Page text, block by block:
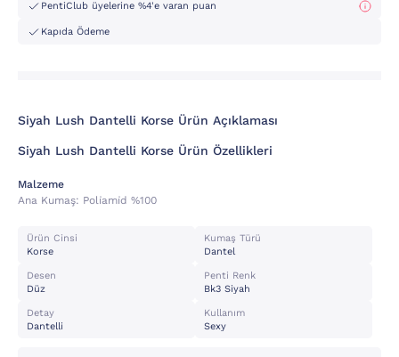
PentiClub üyelerine %4'e varan puan
Kapıda Ödeme
Siyah Lush Dantelli Korse Ürün Açıklaması
Siyah Lush Dantelli Korse Ürün Özellikleri
Malzeme
Ana Kumaş: Poli̇ami̇d %100
Ürün Cinsi
Korse
Kumaş Türü
Dantel
Desen
Düz
Penti Renk
Bk3 Siyah
Detay
Dantelli
Kullanım
Sexy